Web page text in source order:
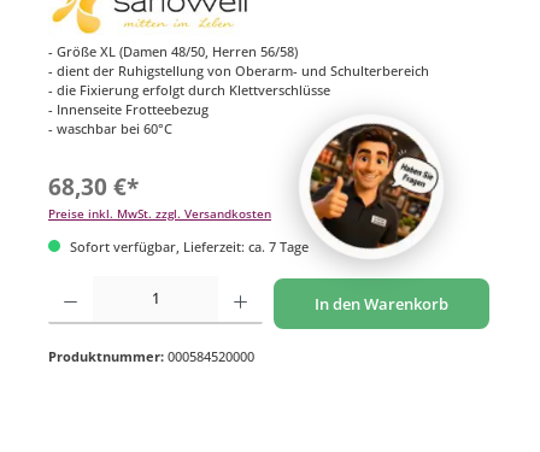
- Größe XL (Damen 48/50, Herren 56/58)
- dient der Ruhigstellung von Oberarm- und Schulterbereich
- die Fixierung erfolgt durch Klettverschlüsse
- Innenseite Frotteebezug
- waschbar bei 60°C
68,30 €*
Preise inkl. MwSt. zzgl. Versandkosten
Sofort verfügbar, Lieferzeit: ca. 7 Tage
Produkt Anzahl: Gib den gewünschten Wert ein oder benutze die Schaltflächen um
In den Warenkorb
Produktnummer: 000584520000